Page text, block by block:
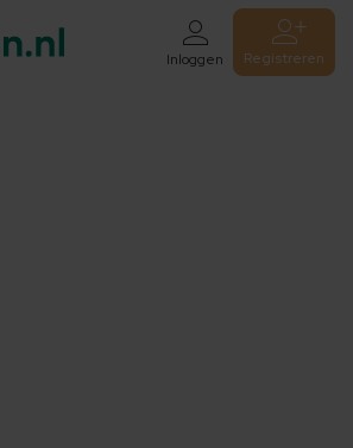
Inloggen Registreren